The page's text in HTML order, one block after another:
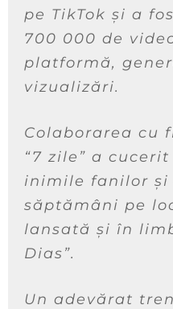
pe TikTok și a
700 000 de
platformă,
vizualizări.
Colaborarea cu
“7 zile” a
inimile fanilor și
săptămâni pe
lansată și în
Dias”.
Un adevărat